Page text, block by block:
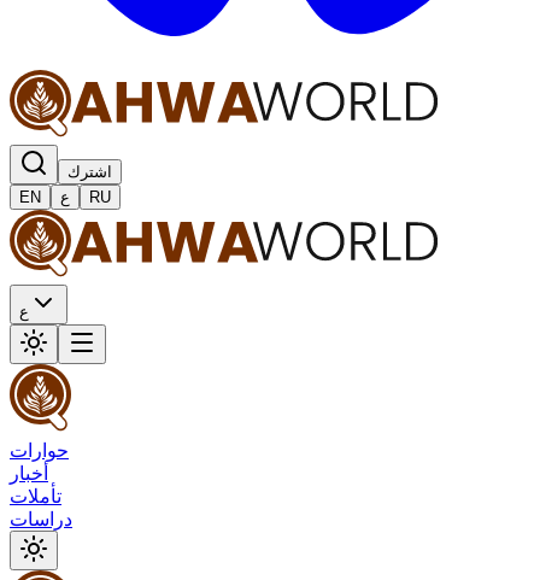
اشترك
EN
ع RU
ع
حوارات
أخبار
تأملات
دراسات